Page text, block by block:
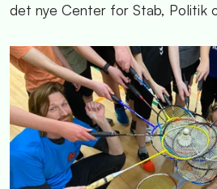
det nye Center for Stab, Politik